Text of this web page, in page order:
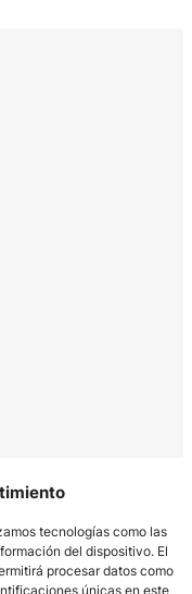
tecnologías como las
del dispositivo. El
procesar datos como
únicas en este